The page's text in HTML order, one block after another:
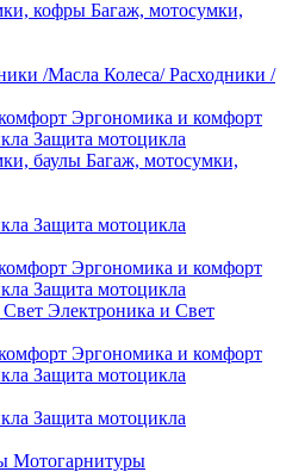
Багаж, мотосумки,
Колеса/ Расходники /
Эргономика и комфорт
Защита мотоцикла
Багаж, мотосумки,
Защита мотоцикла
Эргономика и комфорт
Защита мотоцикла
Электроника и Свет
Эргономика и комфорт
Защита мотоцикла
Защита мотоцикла
Мотогарнитуры